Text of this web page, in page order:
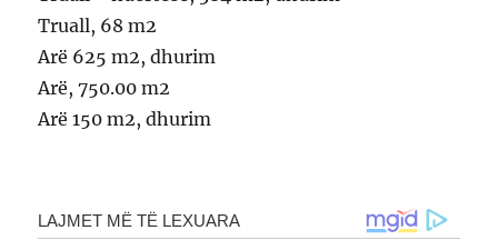
Truall, 68 m2
Arë 625 m2, dhurim
Arë, 750.00 m2
Arë 150 m2, dhurim